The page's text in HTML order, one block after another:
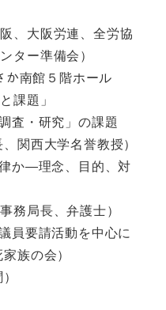
、大阪労連、全労協
ター準備会）
南館５階ホール
課題」
査・研究」の課題
西大学名誉教授）
か―理念、目的、対
局長、弁護士）
員要請活動を中心に
族の会）